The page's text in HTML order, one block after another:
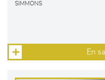
SIMMONS
En